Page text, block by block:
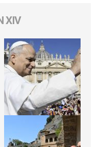
XIV